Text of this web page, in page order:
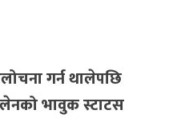
गर्न थालेपछि
भावुक स्टाटस